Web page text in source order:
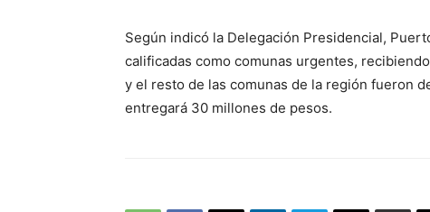
Según indicó la Delegación Presidencial,
calificadas como comunas urgentes,
y el resto de las comunas de la región fueron
entregará 30 millones de pesos.